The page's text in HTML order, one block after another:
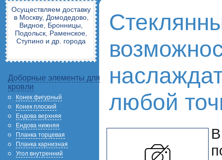
Осуществляем доставку
в Москву, Домодедово,
Видное, Бронницы,
Подольск, Раменское,
Ступино и др. города
Доборные элементы для
кровли
Конек фигурный
Конек плоский
Ендова верхняя
Ендова нижняя
Планка торцевая
Планка карнизная
Угол внутренний
любой
В